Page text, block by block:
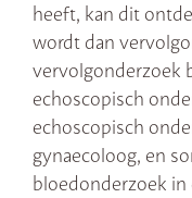
heeft, kan dit
wordt dan
vervolgonderzoek
echoscopisch
echoscopisch
gynaecoloog, en
bloedonderzoek in